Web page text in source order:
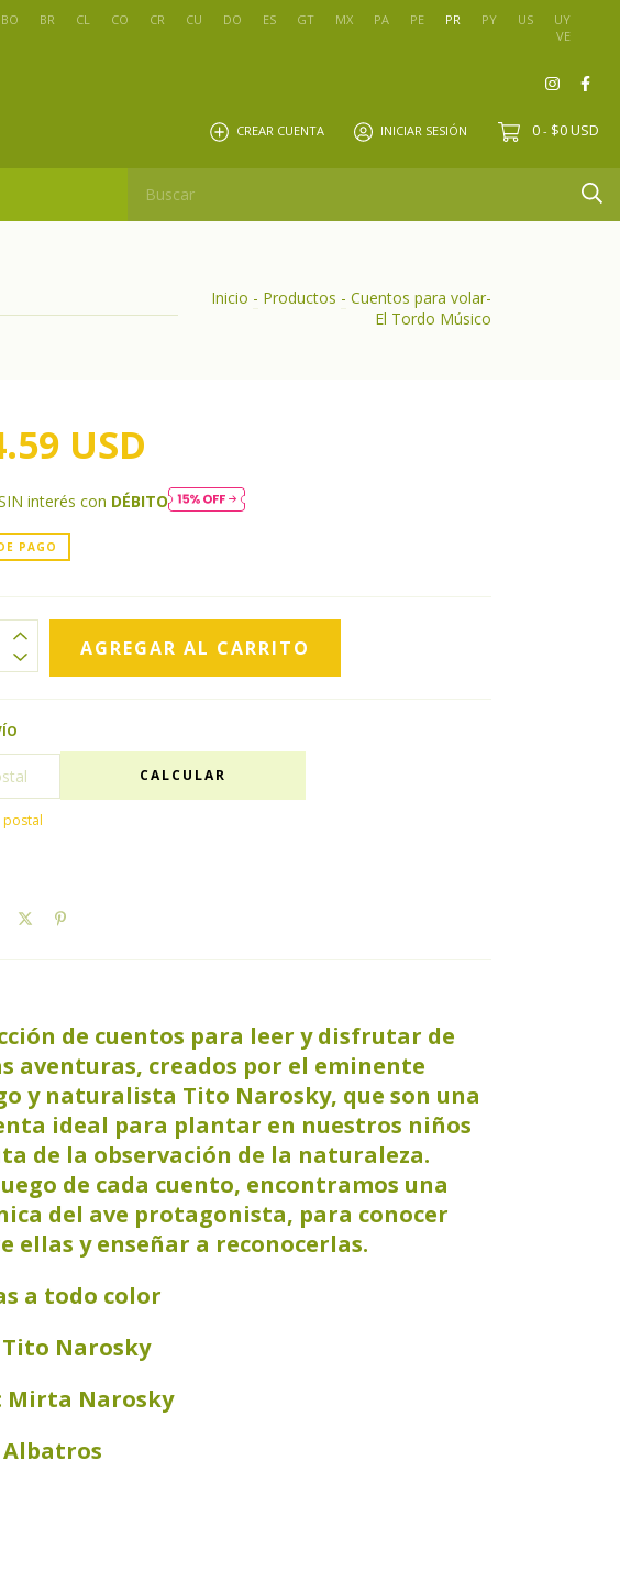
BO BR CL CO CR CU DO ES GT MX PA PE PR PY US
UY
VE
CREAR CUENTA INICIAR SESIÓN 0 - $0 USD
Inicio - Productos - Cuentos para volar-
El Tordo Músico
USD
interés con DÉBITO
PAGO
CALCULAR
postal
de cuentos para leer y disfrutar de
aventuras, creados por el eminente
y naturalista Tito Narosky, que son una
ideal para plantar en nuestros niños
de la observación de la naturaleza.
de cada cuento, encontramos una
del ave protagonista, para conocer
ellas y enseñar a reconocerlas.
a todo color
Tito Narosky
Mirta Narosky